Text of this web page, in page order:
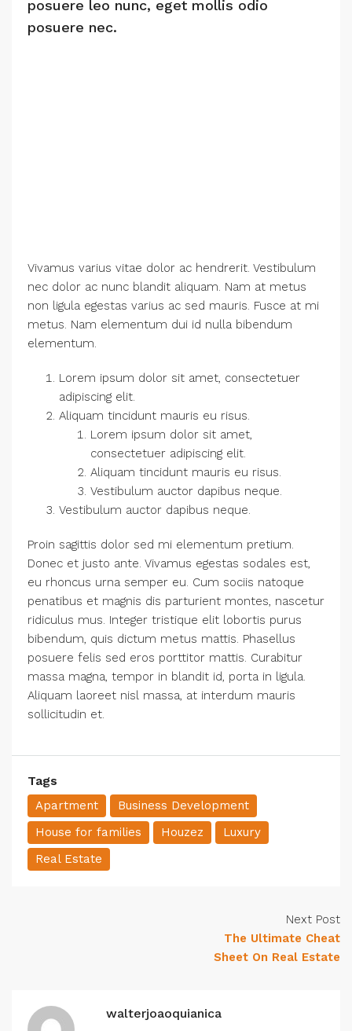
posuere leo nunc, eget mollis odio
posuere nec.
Vivamus varius vitae dolor ac hendrerit. Vestibulum
nec dolor ac nunc blandit aliquam. Nam at metus
non ligula egestas varius ac sed mauris. Fusce at mi
metus. Nam elementum dui id nulla bibendum
elementum.
Lorem ipsum dolor sit amet, consectetuer
adipiscing elit.
Aliquam tincidunt mauris eu risus.
Lorem ipsum dolor sit amet,
consectetuer adipiscing elit.
Aliquam tincidunt mauris eu risus.
Vestibulum auctor dapibus neque.
Vestibulum auctor dapibus neque.
Proin sagittis dolor sed mi elementum pretium.
Donec et justo ante. Vivamus egestas sodales est,
eu rhoncus urna semper eu. Cum sociis natoque
penatibus et magnis dis parturient montes, nascetur
ridiculus mus. Integer tristique elit lobortis purus
bibendum, quis dictum metus mattis. Phasellus
posuere felis sed eros porttitor mattis. Curabitur
massa magna, tempor in blandit id, porta in ligula.
Aliquam laoreet nisl massa, at interdum mauris
sollicitudin et.
Tags
Apartment
Business Development
House for families
Houzez
Luxury
Real Estate
Next Post
The Ultimate Cheat
Sheet On Real Estate
walterjoaoquianica